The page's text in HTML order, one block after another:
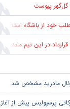
گل‌گهر پیوست
خود از باشگاه استقلال شد
در این تیم ماند
مادرید مشخص شد
پیش از آغاز لیگ برتر